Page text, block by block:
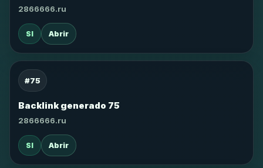
2866666.ru
SI Abrir
#75
Backlink generado 75
2866666.ru
SI Abrir